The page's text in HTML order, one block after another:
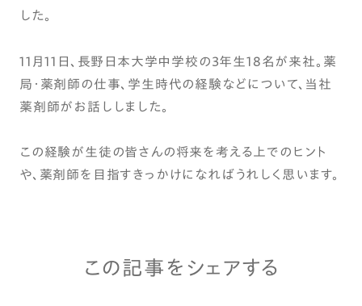
した。
11月11日、長野日本大学中学校の3年生18名が来社。薬
局・薬剤師の仕事、学生時代の経験などについて、当社
薬剤師がお話ししました。
この経験が生徒の皆さんの将来を考える上でのヒント
や、薬剤師を目指すきっかけになればうれしく思います。
この記事をシェアする